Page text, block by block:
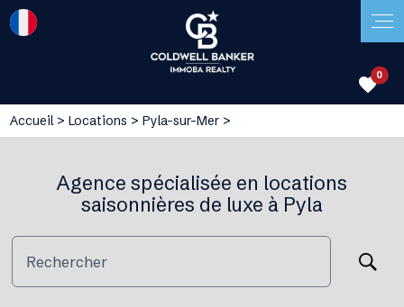
favorite0
Accueil>Locations >Pyla-sur-Mer >
Agence spécialisée en locations
saisonnières de luxe à Pyla
Rechercher